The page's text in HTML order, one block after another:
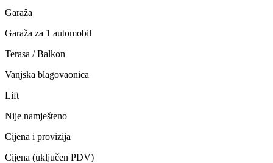
Garaža
Garaža za 1 automobil
Terasa / Balkon
Vanjska blagovaonica
Lift
Nije namješteno
Cijena i provizija
Cijena (uključen PDV)